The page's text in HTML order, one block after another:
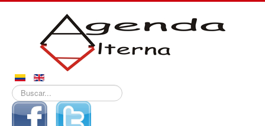
Buscar...